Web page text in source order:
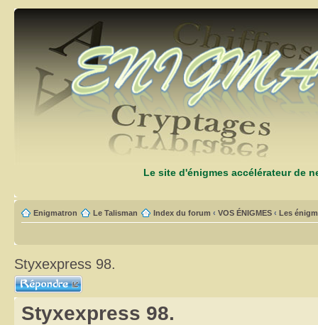
Le site d'énigmes accélérateur de
Enigmatron Le Talisman Index du forum ‹ VOS ÉNIGMES ‹ Les
Styxexpress 98.
Répondre
Styxexpress 98.